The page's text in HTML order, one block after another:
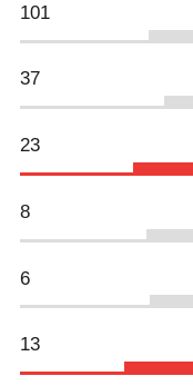
101
37
23
8
6
13